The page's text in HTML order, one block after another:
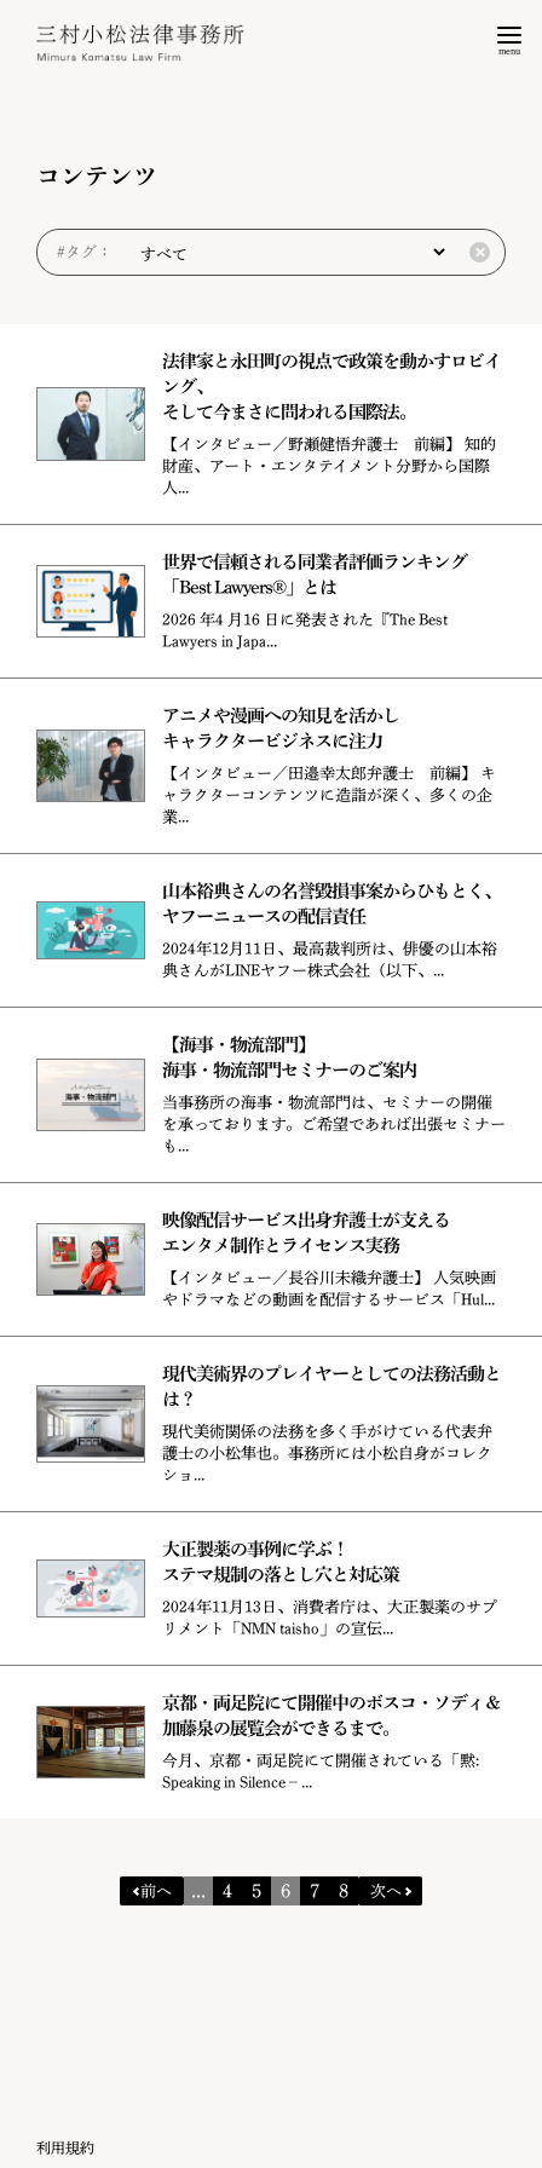
menu
コンテンツ
#タグ：
法律家と永田町の視点で政策を動かすロビイ
ング、
そして今まさに問われる国際法。
【インタビュー／野瀬健悟弁護士 前編】 知的
財産、アート・エンタテイメント分野から国際
人...
世界で信頼される同業者評価ランキング
「Best Lawyers®」とは
2026 年4 月16 日に発表された『The Best
Lawyers in Japa...
アニメや漫画への知見を活かし
キャラクタービジネスに注力
【インタビュー／田邉幸太郎弁護士 前編】 キ
ャラクターコンテンツに造詣が深く、多くの企
業...
山本裕典さんの名誉毀損事案からひもとく、
ヤフーニュースの配信責任
2024年12月11日、最高裁判所は、俳優の山本裕
典さんがLINEヤフー株式会社（以下、...
【海事・物流部門】
海事・物流部門セミナーのご案内
当事務所の海事・物流部門は、セミナーの開催
を承っております。ご希望であれば出張セミナー
も...
映像配信サービス出身弁護士が支える
エンタメ制作とライセンス実務
【インタビュー／長谷川未織弁護士】 人気映画
やドラマなどの動画を配信するサービス「Hul...
現代美術界のプレイヤーとしての法務活動と
は？
現代美術関係の法務を多く手がけている代表弁
護士の小松隼也。事務所には小松自身がコレク
ショ...
大正製薬の事例に学ぶ！
ステマ規制の落とし穴と対応策
2024年11月13日、消費者庁は、大正製薬のサプ
リメント「NMN taisho」の宣伝...
京都・両足院にて開催中のボスコ・ソディ＆
加藤泉の展覧会ができるまで。
今月、京都・両足院にて開催されている「黙:
Speaking in Silence ‒ ...
前へ ... 4 5 6 7 8 次へ
利用規約